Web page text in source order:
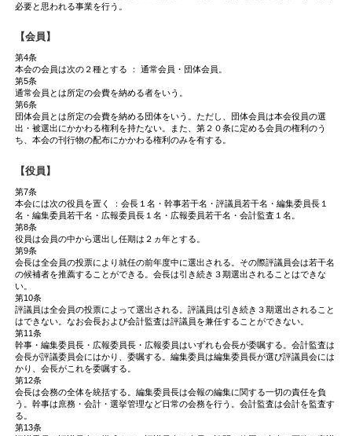
必要と思われる事業を行う。
【会員】
第4条
本会の会員は次の２種とする ： 通常会員・団体会員。
第5条
通常会員とは所定の会費を納める者をいう。
第6条
団体会員とは所定の会費を納める団体をいう。ただし、団体会員は本会役員の選
出・被選出にかかわる権利を持たない。また、第２０条に定める会員の権利のう
ち、本会の刊行物の配布にかかわる権利のみを有する。
【役員】
第7条
本会には次の役員を置く ：会長１名・幹事若干名・評議員若干名・編集委員長１
名・編集委員若干名・広報委員長１名・広報委員若干名・会計監査１名。
第8条
役員は会員の中から選出し任期は２ヵ年とする。
第9条
会長は全会員の投票により就任の前年度中に選出される。その際評議員会は若干名
の候補者を推薦することができる。会長は引き続き３期選出されることはできな
い。
第10条
評議員は全会員の投票によって選出される。評議員は引き続き３期選出されること
はできない。なお会長および会計監査は評議員を兼任することができない。
第11条
幹事・編集委員長・広報委員長・広報委員はいずれも会長が委嘱する。会計監査は
会長が評議委員会にはかり、委嘱する。編集委員は編集委員長が選び評議員会には
かり、会長がこれを委嘱する。
第12条
会長は会務の全体を統括する。編集委員長は会報の編集に関する一切の責任を負
う。幹事は庶務・会計・選挙管理など日常の会務を行う。会計監査は会計を監査す
る。
第13条